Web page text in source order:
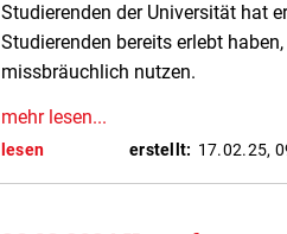
Studierenden der Universität hat
Studierenden bereits erlebt
missbräuchlich nutzen.
mehr lesen...
lesen erstellt: 17.02.25,